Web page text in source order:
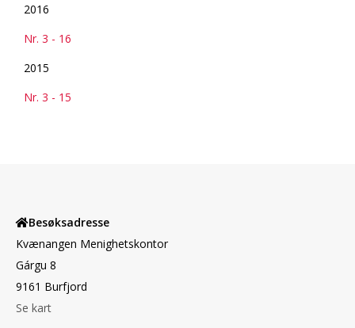
2016
Nr. 3 - 16
2015
Nr. 3 - 15
Besøksadresse
Kvænangen Menighetskontor
Gárgu 8
9161 Burfjord
Se kart